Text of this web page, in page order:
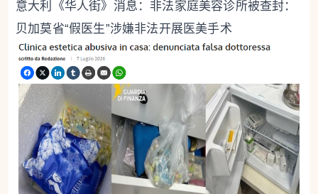
意大利《华人街》消息：非法家庭美容诊所被查封：
贝加莫省“假医生”涉嫌非法开展医美手术